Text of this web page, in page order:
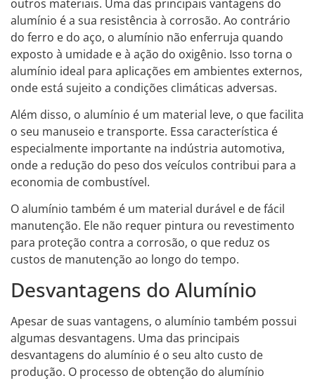
outros materiais. Uma das principais vantagens do
alumínio é a sua resistência à corrosão. Ao contrário
do ferro e do aço, o alumínio não enferruja quando
exposto à umidade e à ação do oxigênio. Isso torna o
alumínio ideal para aplicações em ambientes externos,
onde está sujeito a condições climáticas adversas.
Além disso, o alumínio é um material leve, o que facilita
o seu manuseio e transporte. Essa característica é
especialmente importante na indústria automotiva,
onde a redução do peso dos veículos contribui para a
economia de combustível.
O alumínio também é um material durável e de fácil
manutenção. Ele não requer pintura ou revestimento
para proteção contra a corrosão, o que reduz os
custos de manutenção ao longo do tempo.
Desvantagens do Alumínio
Apesar de suas vantagens, o alumínio também possui
algumas desvantagens. Uma das principais
desvantagens do alumínio é o seu alto custo de
produção. O processo de obtenção do alumínio